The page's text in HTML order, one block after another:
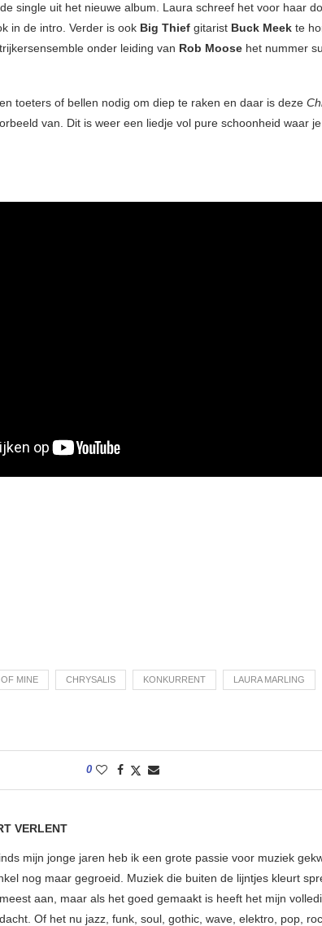
single uit het nieuwe album. Laura schreef het voor haar
in de intro. Verder is ook Big Thief gitarist Buck Meek te
onder leiding van Rob Moose het nummer
toeters of bellen nodig om diep te raken en daar is deze
van. Dit is weer een liedje vol pure schoonheid waar
MINE CHRYSALIS KONKURRENT LAURA MARLING
0
VERLENT
mijn jonge jaren heb ik een grote passie voor muziek
nog maar gegroeid. Muziek die buiten de lijntjes kleurt
aan, maar als het goed gemaakt is heeft het mijn
Of het nu jazz, funk, soul, gothic, wave, elektro, pop,